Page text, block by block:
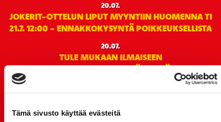
Tämä sivusto käyttää evästeitä
20.07.
JOKERIT-OTTELUN LIPUT MYYNTIIN HUOMENNA TI
21.7. 12:00 - ENNAKKOKYSYNTÄ POIKKEUKSELLISTA
20.07.
TULE MUKAAN ILMAISEEN
LIIKUNTALEIKKIKOULUUN KESÄ-HEINÄKUUSSA!
TO 13.8. - LIPUT NYT MYYNNISSÄ